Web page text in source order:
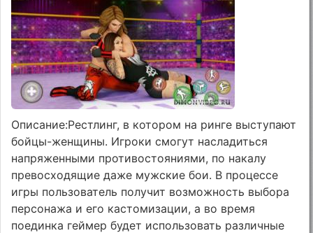
Описание:Рестлинг, в котором на ринге выступают
бойцы-женщины. Игроки смогут насладиться
напряженными противостояниями, по накалу
превосходящие даже мужские бои. В процессе
игры пользователь получит возможность выбора
персонажа и его кастомизации, а во время
поединка геймер будет использовать различные